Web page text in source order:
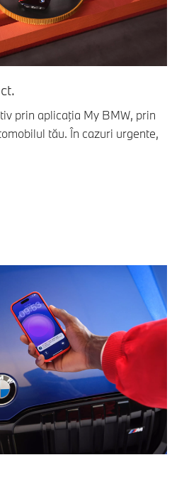
prin aplicaţia My BMW, prin
tău. În cazuri urgente,